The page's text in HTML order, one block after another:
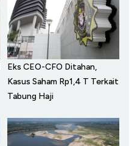
Eks CEO-CFO Ditahan,
Kasus Saham Rp1,4 T Terkait
Tabung Haji